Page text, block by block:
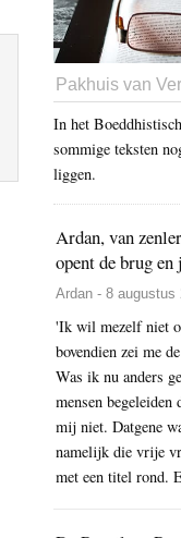
Pakhuis van
In het
sommige teksten
liggen.
Ardan, van
opent de brug en
Ardan - 8 augustus
'Ik wil mezelf niet
bovendien zei me
Was ik nu anders
mensen
mij niet. Datgene
namelijk die vrije
met een titel rond.